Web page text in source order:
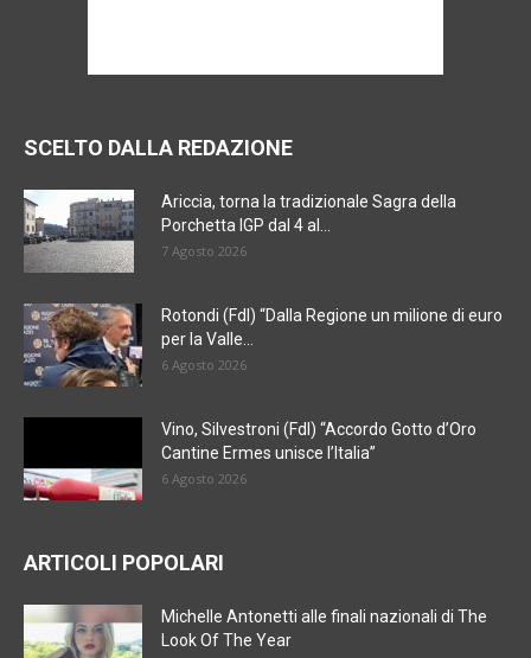
SCELTO DALLA REDAZIONE
Ariccia, torna la tradizionale Sagra della
Porchetta IGP dal 4 al...
7 Agosto 2026
Rotondi (FdI) “Dalla Regione un milione di euro
per la Valle...
6 Agosto 2026
Vino, Silvestroni (FdI) “Accordo Gotto d’Oro
Cantine Ermes unisce l’Italia”
6 Agosto 2026
ARTICOLI POPOLARI
Michelle Antonetti alle finali nazionali di The
Look Of The Year